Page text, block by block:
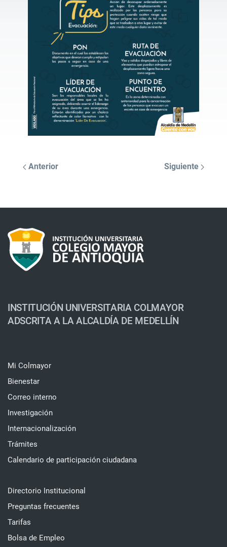
Anterior Siguiente
INSTITUCIÓN UNIVERSITARIA COLMAYOR
ADSCRITA A LA ALCALDÍA DE MEDELLÍN
Mi Colmayor
Bienestar
Correo interno
Investigación
Internacionalización
Trámites
Calendario de participación ciudadana
Directorio Institucional
Preguntas frecuentes
Tarifas
Bolsa de Empleo